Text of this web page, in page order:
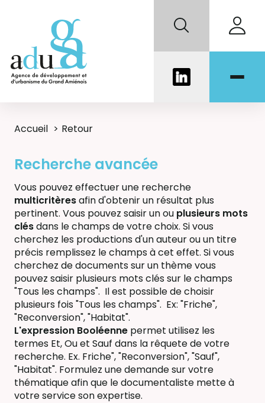
Accueil Retour
Recherche avancée
Vous pouvez effectuer une recherche
multicritèresafin d'obtenir un résultat plus
pertinent. Vous pouvez saisir un ou plusieurs mots
clésdans le champs de votre choix. Si vous
cherchez les productions d'un auteur ou un titre
précis remplissez le champs à cet effet. Si vous
cherchez de documents sur un thème vous
pouvez saisir plusieurs mots clés sur le champs
"Tous les champs". Il est possible de choisir
plusieurs fois "Tous les champs". Ex: "Friche",
"Reconversion", "Habitat".
L'expression Booléenne permet utilisez les
termes Et, Ou et Sauf dans la rêquete de votre
recherche. Ex. Friche", "Reconversion", "Sauf",
"Habitat". Formulez une demande sur votre
thématique afin que le documentaliste mette à
votre service son expertise.